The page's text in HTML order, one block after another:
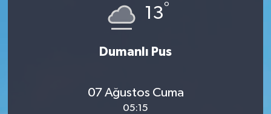
13°
Dumanlı Pus
07 Ağustos Cuma
05:15